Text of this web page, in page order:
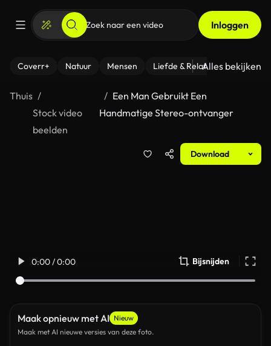
Inloggen
Coverr+ Natuur Mensen Liefde & Relaties - Fitness
Alles bekijken
Thuis
Stock video
beelden
Een Man Gebruikt Een
Handmatige Stereo-ontvanger
Download
0:00 / 0:00 Bijsnijden
Maak opnieuw met AI Nieuw
Maak met AI nieuwe versies van deze foto.